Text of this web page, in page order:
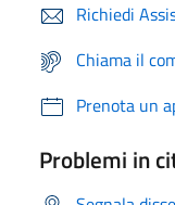
Richiedi
Chiama il
Prenota un
Problemi in